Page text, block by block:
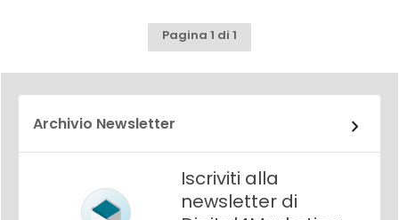
Pagina 1 di 1
Archivio Newsletter
Iscriviti alla
newsletter di